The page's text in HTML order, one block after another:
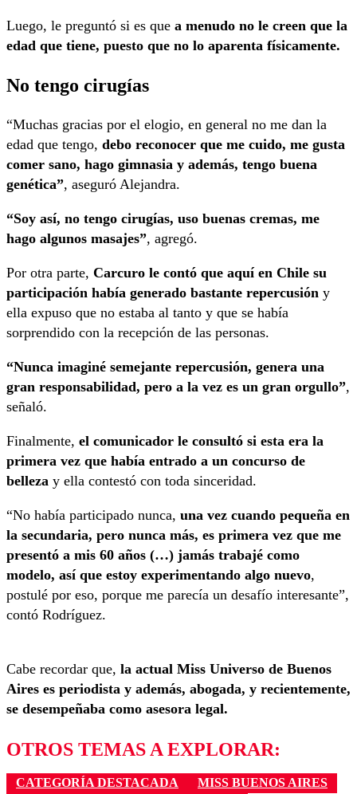
Luego, le preguntó si es que a menudo no le creen que la
edad que tiene, puesto que no lo aparenta físicamente.
No tengo cirugías
“Muchas gracias por el elogio, en general no me dan la
edad que tengo, debo reconocer que me cuido, me gusta
comer sano, hago gimnasia y además, tengo buena
genética”, aseguró Alejandra.
“Soy así, no tengo cirugías, uso buenas cremas, me
hago algunos masajes”, agregó.
Por otra parte, Carcuro le contó que aquí en Chile su
participación había generado bastante repercusión y
ella expuso que no estaba al tanto y que se había
sorprendido con la recepción de las personas.
“Nunca imaginé semejante repercusión, genera una
gran responsabilidad, pero a la vez es un gran orgullo”,
señaló.
Finalmente, el comunicador le consultó si esta era la
primera vez que había entrado a un concurso de
belleza y ella contestó con toda sinceridad.
“No había participado nunca, una vez cuando pequeña en
la secundaria, pero nunca más, es primera vez que me
presentó a mis 60 años (…) jamás trabajé como
modelo, así que estoy experimentando algo nuevo,
postulé por eso, porque me parecía un desafío interesante”,
contó Rodríguez.
Cabe recordar que, la actual Miss Universo de Buenos
Aires es periodista y además, abogada, y recientemente,
se desempeñaba como asesora legal.
OTROS TEMAS A EXPLORAR:
CATEGORÍA DESTACADA
MISS BUENOS AIRES